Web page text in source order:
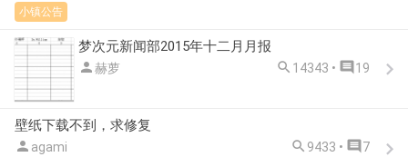
小镇公告
梦次元新闻部2015年十二月月报
赫萝  14343 •  19
壁纸下载不到，求修复
 agami  9433 •  7